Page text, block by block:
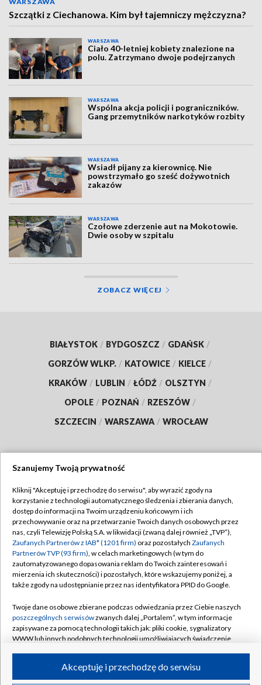
Szczątki z Ciechanowa. Kim był tajemniczy mężczyzna?
WARSZAWA
Ciało 40-letniej kobiety znalezione na
polu. Zatrzymano dwoje podejrzanych
WARSZAWA
Wspólna akcja policji i pograniczników.
Gang przemytników narkotyków rozbity
WARSZAWA
Wsiadł pijany za kierownicę. Nie
powstrzymało go sześć dożywotnich
zakazów
WARSZAWA
Czołowe zderzenie aut na Mokotowie.
Dwie osoby w szpitalu
ZOBACZ WIĘCEJ
BIAŁYSTOK / BYDGOSZCZ / GDAŃSK /
GORZÓW WLKP. / KATOWICE / KIELCE /
KRAKÓW / LUBLIN / ŁÓDŹ / OLSZTYN /
OPOLE / POZNAŃ / RZESZÓW /
SZCZECIN / WARSZAWA / WROCŁAW
TVP
Abonament TVP
Emisja w TVP
Centrum informacji TVP
Naziemna Telewizja Cyfrowa
Rada Programowa
System NOS
Informacje o nadawcy
Program dla prasy
Regulamin TVP
Polityka prywatności
Moje zgody
Pomoc
Kontakt
Kanały
Szanujemy Twoją prywatność
Kliknij "Akceptuję i przechodzę do serwisu", aby wyrazić zgody na
korzystanie z technologii automatycznego śledzenia i zbierania danych,
dostęp do informacji na Twoim urządzeniu końcowym i ich
przechowywanie oraz na przetwarzanie Twoich danych osobowych przez
nas, czyli Telewizję Polską S.A. w likwidacji (zwaną dalej również „TVP”),
Zaufanych Partnerów z IAB* (1201 firm) oraz pozostałych Zaufanych
Partnerów TVP (93 firm), w celach marketingowych (w tym do
zautomatyzowanego dopasowania reklam do Twoich zainteresowań i
mierzenia ich skuteczności) i pozostałych, które wskazujemy poniżej, a
także zgody na udostępnianie przez nas identyfikatora PPID do Google.
Twoje dane osobowe zbierane podczas odwiedzania przez Ciebie naszych
poszczególnych serwisówzwanych dalej „Portalem”, w tym informacje
zapisywane za pomocą technologii takich jak: pliki cookie, sygnalizatory
WWW lub innych podobnych technologii umożliwiających świadczenie
ruchu w Internecie.Akceptuję i przechodzę do serwisu